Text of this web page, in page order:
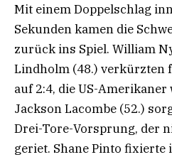
Mit einem Doppelschlag
Sekunden kamen die
zurück ins Spiel. William
Lindholm (48.) verkürzten
auf 2:4, die US-
Jackson Lacombe (52.)
Drei-Tore-Vorsprung, der
geriet. Shane Pinto fixierte